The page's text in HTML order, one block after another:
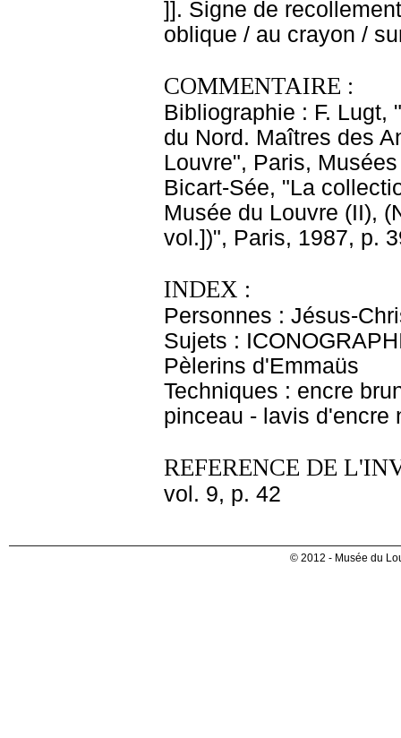
]]. Signe de
oblique / au crayon /
COMMENTAIRE :
Bibliographie : F. Lugt,
du Nord. Maîtres des
Louvre", Paris,
Bicart-Sée, "La
Musée du Louvre (II),
vol.])", Paris, 1987, p.
INDEX :
Personnes : Jésus-
Sujets :
Pèlerins d'Emmaüs
Techniques : encre
pinceau - lavis d'encre
REFERENCE DE
vol. 9, p. 42
© 2012 - Musée du